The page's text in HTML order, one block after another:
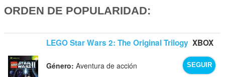
ORDEN DE POPULARIDAD:
LEGO Star Wars 2: The Original Trilogy XBOX
SEGUIR
Género: Aventura de acción